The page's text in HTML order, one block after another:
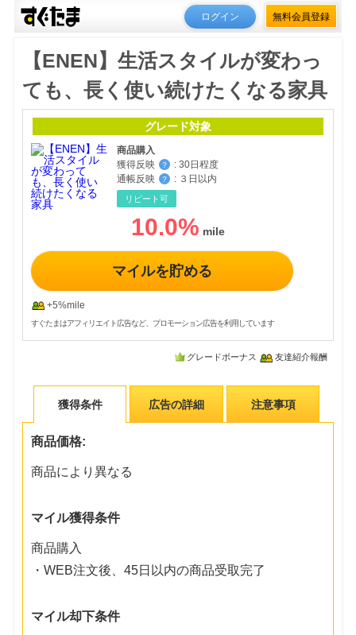
ログイン 無料会員登録
【ENEN】生活スタイルが変わっ
ても、長く使い続けたくなる家具
グレード対象
商品購入
獲得反映
？ : 30日程度
通帳反映
？ : ３日以内
リピート可
10.0%
マイルを貯める
+5%mile
すぐたまはアフィリエイト広告など、プロモーション広告を利用しています
グレードボーナス 友達紹介報酬
獲得条件 広告の詳細 注意事項
商品価格:
商品により異なる
マイル獲得条件
商品購入
・WEB注文後、45日以内の商品受取完了
マイル却下条件